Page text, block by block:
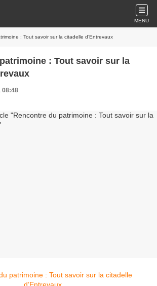
MENU
: Tout savoir sur la citadelle d’Entrevaux
: Tout savoir sur la
08:48